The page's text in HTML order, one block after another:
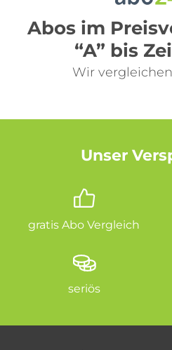
Abos im
“A” bis
Wir
Unser
gratis Abo Vergleich
seriös